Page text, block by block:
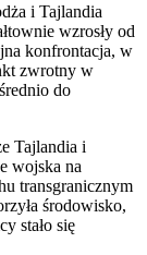
i Tajlandia
wzrosły od
konfrontacja, w
zwrotny w
do
Tajlandia i
wojska na
transgranicznym
środowisko,
stało się